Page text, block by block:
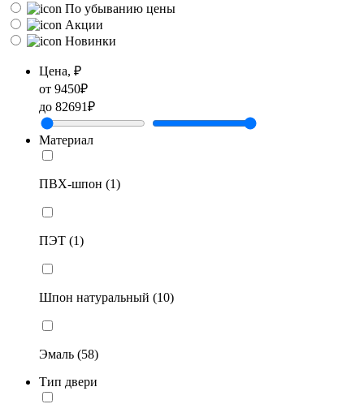
По убыванию цены
Акции
Новинки
Цена, ₽
от 9450₽
до 82691₽
Материал
ПВХ-шпон (1)
ПЭТ (1)
Шпон натуральный (10)
Эмаль (58)
Тип двери